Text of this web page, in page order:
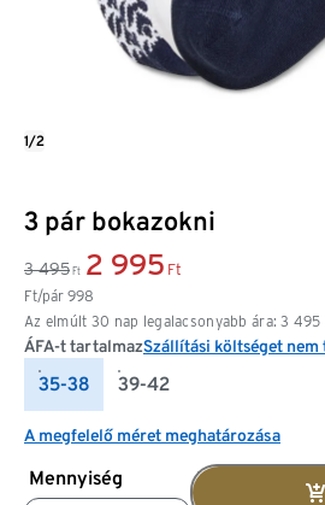
3 pár bokazokni
3 495 Ft 2 995 Ft
Ft/pár 998
Az elmúlt 30 nap legalacsonyabb ára: 3 495
ÁFA-t tartalmazSzállítási költséget
35-38 39-42
A megfelelő méret meghatározása
Mennyiség
1/2